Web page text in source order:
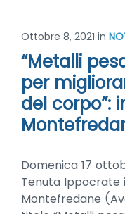
Ottobre 8, 2021 in
“Metalli
per
del corpo”:
Domenica 17
Tenuta Ippocrate
Montefredane